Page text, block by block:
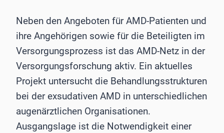
Neben den Angeboten für AMD-Patienten und
ihre Angehörigen sowie für die Beteiligten im
Versorgungsprozess ist das AMD-Netz in der
Versorgungsforschung aktiv. Ein aktuelles
Projekt untersucht die Behandlungsstrukturen
bei der exsudativen AMD in unterschiedlichen
augenärztlichen Organisationen.
Ausgangslage ist die Notwendigkeit einer